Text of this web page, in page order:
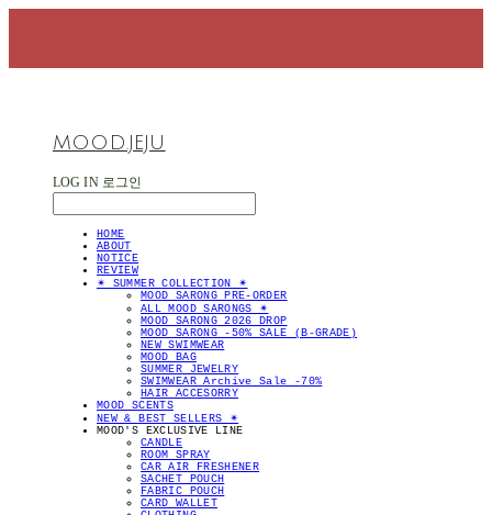
MOOD.JEJU
LOG IN 로그인
HOME
ABOUT
NOTICE
REVIEW
✴︎ SUMMER COLLECTION ✴︎
MOOD SARONG PRE-ORDER
ALL MOOD SARONGS ✴︎
MOOD SARONG 2026 DROP
MOOD SARONG -50% SALE (B-GRADE)
NEW SWIMWEAR
MOOD BAG
SUMMER JEWELRY
SWIMWEAR Archive Sale -70%
HAIR ACCESORRY
MOOD SCENTS
NEW & BEST SELLERS ✴︎
MOOD'S EXCLUSIVE LINE
CANDLE
ROOM SPRAY
CAR AIR FRESHENER
SACHET POUCH
FABRIC POUCH
CARD WALLET